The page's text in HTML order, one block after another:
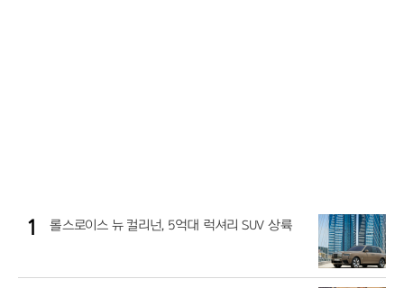
1 롤스로이스 뉴 컬리넌, 5억대 럭셔리 SUV 상륙